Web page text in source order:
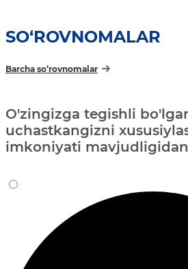
SO‘ROVNOMALAR
Barcha so‘rovnomalar
O'zingizga tegishli
uchastkangizni
imkoniyati